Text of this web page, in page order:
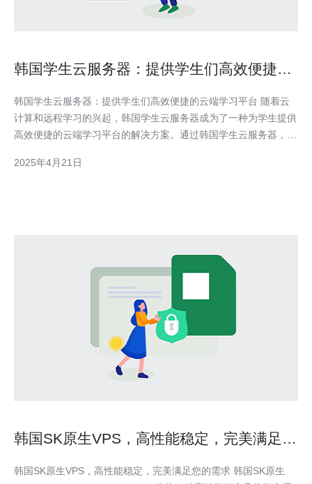
韩国学生云服务器：提供学生们高效便捷的
韩国学生云服务器：提供学生们高效便捷的云端学习平台 随着云
计算和远程学习的兴起，韩国学生云服务器成为了一种为学生提供
高效便捷的云端学习平台的解决方案。通过韩国学生云服务器，学
本文将介绍韩国学生云服务器的主要特点和优势。
2025年4月21日
韩国SK原生VPS，高性能稳定，完美满足您
韩国SK原生VPS，高性能稳定，完美满足您的需求 韩国SK原生